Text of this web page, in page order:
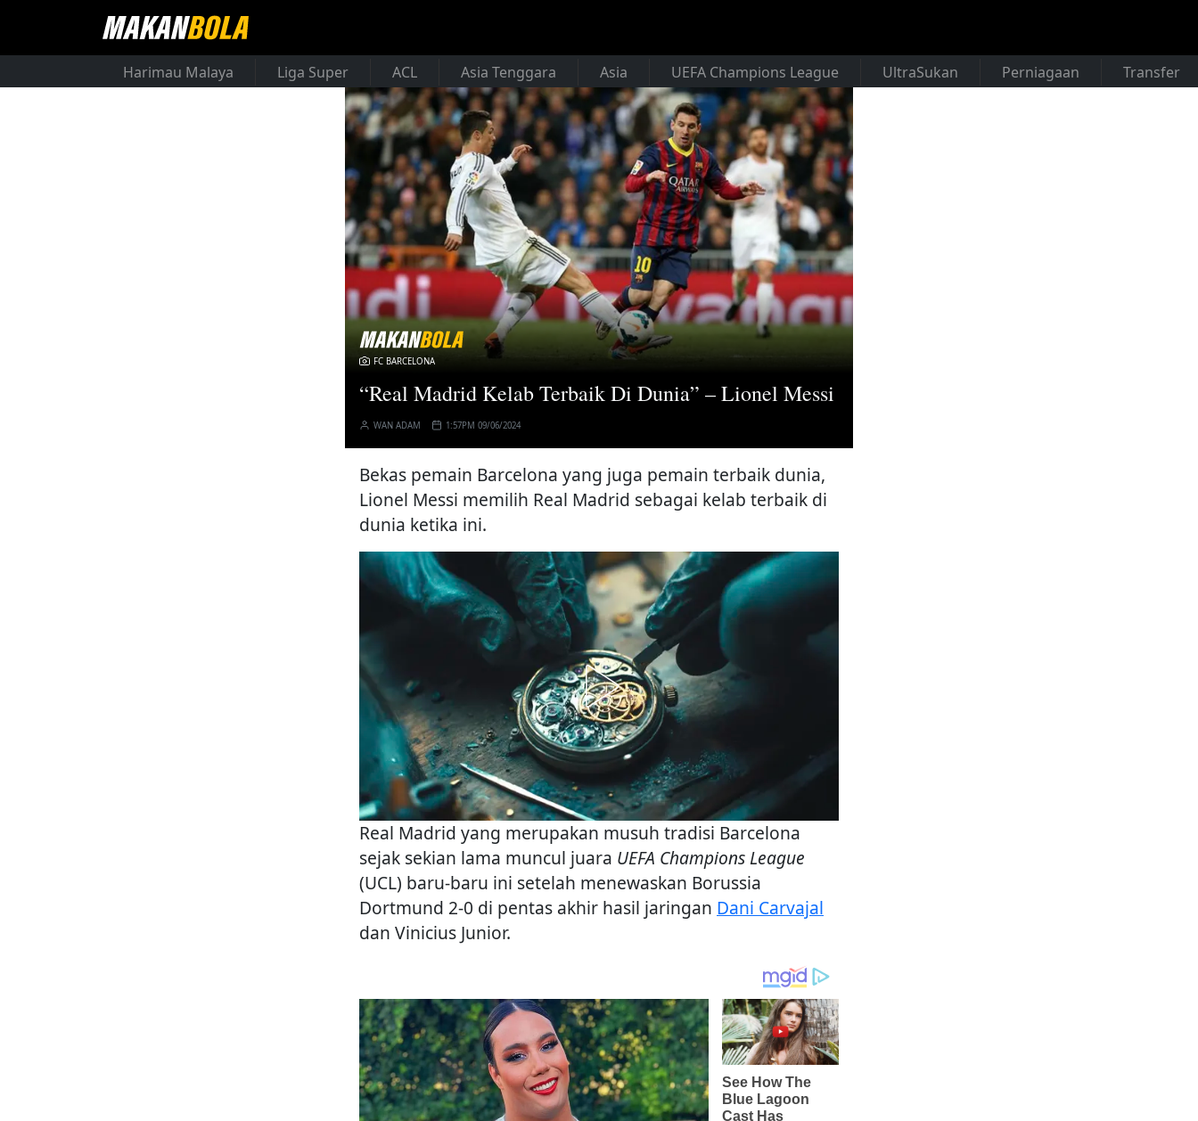
Harimau Malaya Liga Super ACL Asia Tenggara Asia UEFA Champions League UltraSukan Perniagaan Transfer
FC BARCELONA
“Real Madrid Kelab Terbaik Di Dunia” – Lionel Messi
WAN ADAM 1:57PM 09/06/2024
Bekas pemain Barcelona yang juga pemain terbaik dunia,
Lionel Messi memilih Real Madrid sebagai kelab terbaik di
dunia ketika ini.
Real Madrid yang merupakan musuh tradisi Barcelona
sejak sekian lama muncul juara UEFA Champions League
(UCL) baru-baru ini setelah menewaskan Borussia
Dortmund 2-0 di pentas akhir hasil jaringan Dani Carvajal
dan Vinicius Junior.